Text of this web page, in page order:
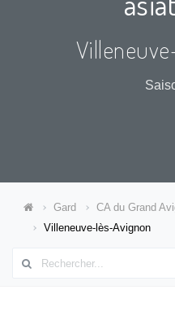
Gard
CA du Grand
Villeneuve-lès-Avignon